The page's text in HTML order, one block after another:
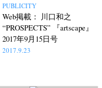
PUBLICITY
Web掲載： 川口和之
“PROSPECTS” 『artscape』
2017年9月15日号
2017.9.23